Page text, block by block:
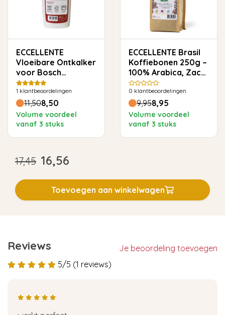
ECCELLENTE
Vloeibare Ontkalker
voor Bosch
koffiemachine en
stoomoven
1 klantbeoordelingen
11,508,50
Volume voordeel
vanaf 3 stuks
ECCELLENTE Brasil
Koffiebonen 250g –
100% Arabica, Zacht
& Rond
0 klantbeoordelingen
9,958,95
Volume voordeel
vanaf 3 stuks
17,45 16,56
Toevoegen aan winkelwagen
Reviews
Je beoordeling toevoegen
5/5 (1 reviews)